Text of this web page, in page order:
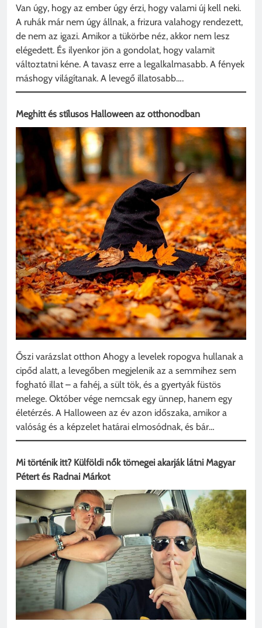
Van úgy, hogy az ember úgy érzi, hogy valami új kell neki.
A ruhák már nem úgy állnak, a frizura valahogy rendezett,
de nem az igazi. Amikor a tükörbe néz, akkor nem lesz
elégedett. És ilyenkor jön a gondolat, hogy valamit
változtatni kéne. A tavasz erre a legalkalmasabb. A fények
máshogy világítanak. A levegő illatosabb….
Meghitt és stílusos Halloween az otthonodban
Őszi varázslat otthon Ahogy a levelek ropogva hullanak a
cipőd alatt, a levegőben megjelenik az a semmihez sem
fogható illat – a fahéj, a sült tök, és a gyertyák füstös
melege. Október vége nemcsak egy ünnep, hanem egy
életérzés. A Halloween az év azon időszaka, amikor a
valóság és a képzelet határai elmosódnak, és bár…
Mi történik itt? Külföldi nők tömegei akarják látni Magyar
Pétert és Radnai Márkot